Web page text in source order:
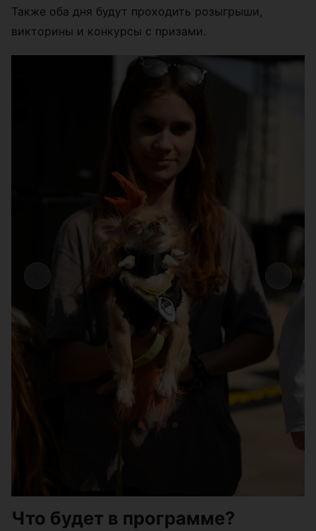
Также оба дня будут проходить розыгрыши,
викторины и конкурсы с призами.
Что будет в программе?